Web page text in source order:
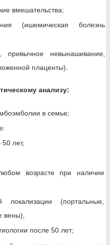
вмешательства;
(ишемическая болезнь
привычное невынашивание,
плаценты).
анализу:
в семье;
лет,
возрасте при наличии
локализации (портальные,
вены),
после 50 лет;